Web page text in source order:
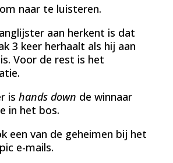
naar te luisteren.
aan herkent is dat
3 keer herhaalt als hij aan
Voor de rest is het
is hands down de winnaar
in het bos.
een van de geheimen bij het
e-mails.